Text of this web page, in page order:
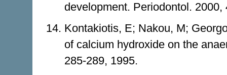
development. Periodontol. 2000,
Kontakiotis, E; Nakou, M;
of calcium hydroxide on the
285-289, 1995.